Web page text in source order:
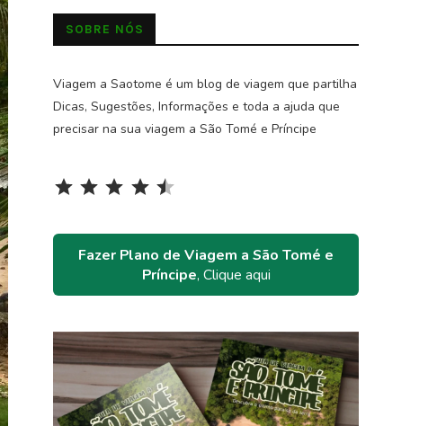
SOBRE NÓS
Viagem a Saotome é um blog de viagem que partilha
Dicas, Sugestões, Informações e toda a ajuda que
precisar na sua viagem a São Tomé e Príncipe
⭐⭐⭐ ⭐⭐
Fazer Plano de Viagem a São Tomé e
Príncipe, Clique aqui